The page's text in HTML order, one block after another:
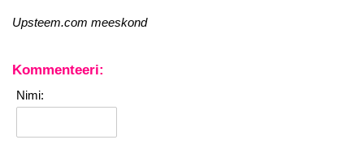
Upsteem.com meeskond
Kommenteeri:
Nimi: